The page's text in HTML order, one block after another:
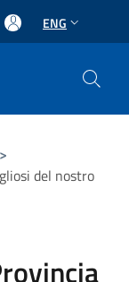
ENG
>
del nostro